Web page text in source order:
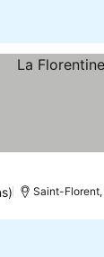
Saint-Florent,